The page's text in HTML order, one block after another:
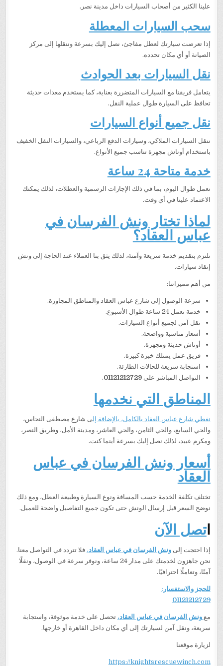
علينا الكثير من أصحاب السيارات داخل مدينة نصر.
سحب السيارات المعطلة
إذا تعرضت سيارتك لعطل مفاجئ، نصل إليك بسرعة وننقلها إلى مركز
الصيانة أو أي مكان تحدده.
نقل السيارات بعد الحوادث
يتعامل فريقنا مع السيارات المتضررة بعناية، كما يستخدم معدات حديثة
تحافظ على السيارة طوال عملية النقل.
نقل جميع أنواع السيارات
ننقل السيارات الملاكي، وسيارات الدفع الرباعي، والسيارات النقل الخفيف
باستخدام أوناش مجهزة تناسب جميع الأنواع.
خدمة متاحة 24 ساعة
نعمل طوال اليوم، بما في ذلك الإجازات الرسمية والعطلات، لذلك يمكنك
الاعتماد علينا في أي وقت.
لماذا تختار ونش الفرسان في
عباس العقاد؟
نلتزم بتقديم خدمة سريعة وآمنة، لذلك يثق بنا العملاء عند الحاجة إلى ونش
إنقاذ سيارات.
من أهم مميزاتنا:
سرعة الوصول إلى شارع عباس العقاد والمناطق المجاورة.
خدمة تعمل 24 ساعة طوال الأسبوع.
نقل آمن لجميع أنواع السيارات.
أسعار مناسبة وواضحة.
أوناش حديثة ومجهزة.
فريق عمل يمتلك خبرة كبيرة.
استجابة سريعة للحالات الطارئة.
التواصل المباشر على01121212729
.
المناطق التي نخدمها
نغطي شارع عباس العقاد بالكامل، بالإضافة إلى شارع مصطفى النحاس،
والحي السابع، والحي الثامن، والحي العاشر، ومدينة الأمل، وطريق النصر،
ومكرم عبيد، لذلك نصل إليك بسرعة أينما كنت.
أسعار ونش الفرسان في عباس
العقاد
تختلف تكلفة الخدمة حسب المسافة ونوع السيارة وطبيعة العطل، ومع ذلك
نوضح السعر قبل إرسال الونش حتى تكون جميع التفاصيل واضحة للعميل.
اتصل الآن
إذا احتجت إلىونش الفرسان في عباس العقاد، فلا تتردد في التواصل معنا.
نحن جاهزون لخدمتك على مدار 24 ساعة، ونوفر سرعة في الوصول، ونقلًا
آمنًا، وتعاملًا احترافيًا.
للحجز والاستفسار:
01121212729
مع ونش الفرسان في عباس العقاد، تحصل على خدمة موثوقة، واستجابة
سريعة، ونقل آمن لسيارتك إلى أي مكان داخل القاهرة أو خارجها.
لزيارة موقعنا
https://knightsrescuewinch.com